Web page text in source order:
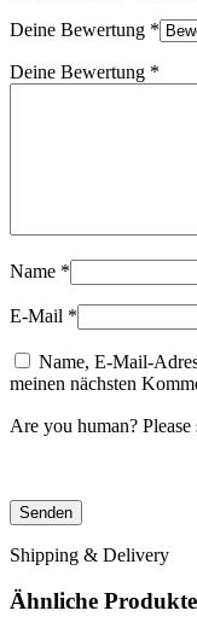
Deine Bewertung *
Deine Bewertung *
Name *
E-Mail *
Name, E-Mail-
meinen nächsten
Are you human? Please
Shipping & Delivery
Ähnliche Produkte